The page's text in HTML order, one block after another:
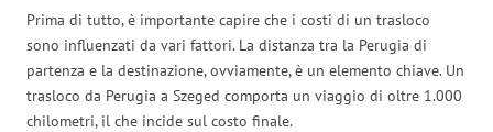
Prima di tutto, è importante capire che i costi di un trasloco
sono influenzati da vari fattori. La distanza tra la Perugia di
partenza e la destinazione, ovviamente, è un elemento chiave. Un
trasloco da Perugia a Szeged comporta un viaggio di oltre 1.000
chilometri, il che incide sul costo finale.